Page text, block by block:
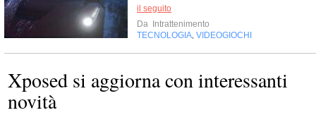
il seguito
Da
Intrattenimento
TECNOLOGIA VIDEOGIOCHI
Xposed si aggiorna con interessanti
novità